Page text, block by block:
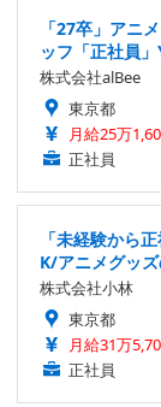
「27卒」アニ
ッフ「正社員
株式会社alBee
東京都
月給25万
正社員
「未経験から
K/アニメグッ
株式会社小林
東京都
月給31万
正社員